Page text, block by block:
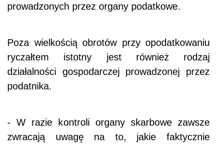
prowadzonych przez organy podatkowe.
Poza wielkością obrotów przy opodatkowaniu
ryczałtem istotny jest również rodzaj
działalności gospodarczej prowadzonej przez
podatnika.
- W razie kontroli organy skarbowe zawsze
zwracają uwagę na to, jakie faktycznie